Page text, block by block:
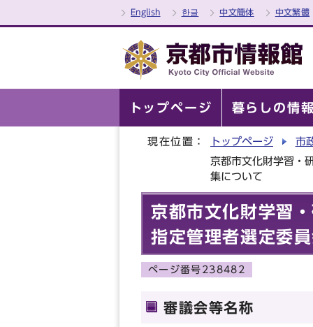
English 한글 中文簡体 中文繁體
トップページ 暮らしの情
現在位置： トップページ
市
京都市文化財学習・
集について
京都市文化財学習
指定管理者選定委
ページ番号238482
審議会等名称